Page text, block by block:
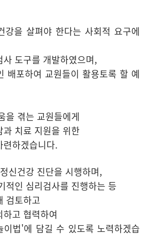
강을 살펴야 한다는 사회적 요구에
도구를 개발하였으며,
배포하여 교원들이 활용토록 할 예
을 겪는 교원들에게
치료 지원을 위한
하겠습니다.
신건강 진단을 시행하며,
적인 심리검사를 진행하는 등
검토하고
고 협력하여
이법'에 담길 수 있도록 노력하겠습